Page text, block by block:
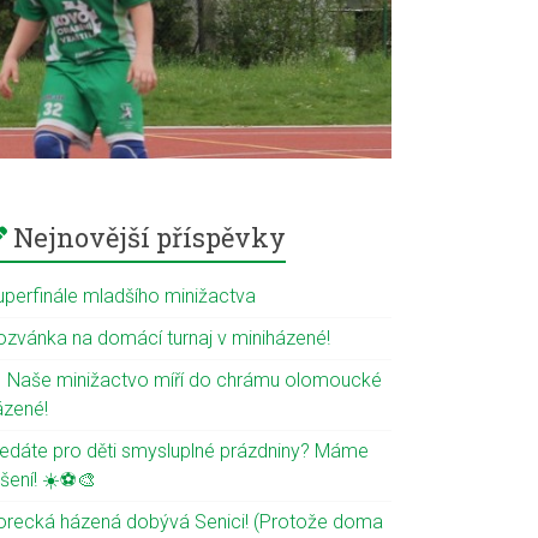
Nejnovější příspěvky
mladšího minižactva
na domácí turnaj v miniházené!
Naše minižactvo míří do chrámu olomoucké
pro děti smysluplné prázdniny? Máme
☀️⚽🎨
házená dobývá Senici! (Protože doma